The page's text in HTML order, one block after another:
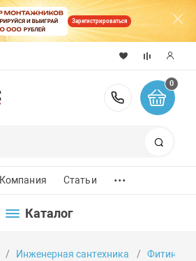
Зарегистрироваться
8 (800)
0
Компания Статьи ...
Каталог
Инженерная сантехника Фитинги